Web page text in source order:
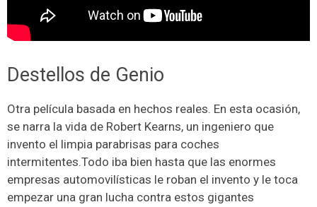
Destellos de Genio
Otra película basada en hechos reales. En esta ocasión,
se narra la vida de Robert Kearns, un ingeniero que
invento el limpia parabrisas para coches
intermitentes.Todo iba bien hasta que las enormes
empresas automovilísticas le roban el invento y le toca
empezar una gran lucha contra estos gigantes